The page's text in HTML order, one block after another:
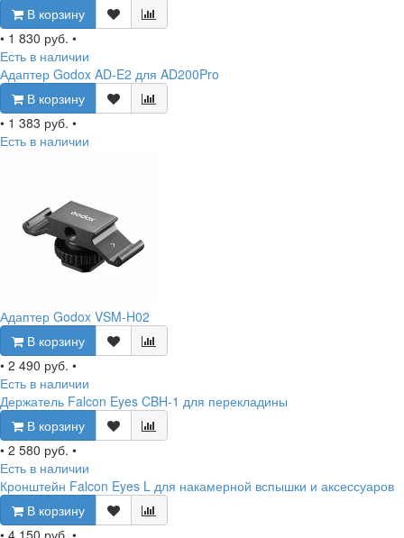
В корзину
• 1 830 руб. •
Есть в наличии
Адаптер Godox AD-E2 для AD200Pro
В корзину
• 1 383 руб. •
Есть в наличии
Адаптер Godox VSM-H02
В корзину
• 2 490 руб. •
Есть в наличии
Держатель Falcon Eyes CBH-1 для перекладины
В корзину
• 2 580 руб. •
Есть в наличии
Кронштейн Falcon Eyes L для накамерной вспышки и аксессуаров
В корзину